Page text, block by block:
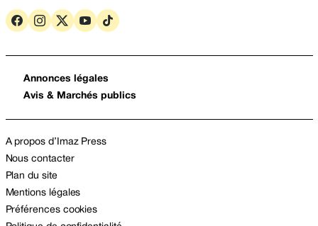
Annonces légales
Avis & Marchés publics
A propos d’Imaz Press
Nous contacter
Plan du site
Mentions légales
Préférences cookies